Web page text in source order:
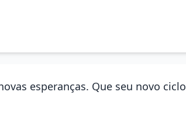
esperanças. Que seu novo ciclo